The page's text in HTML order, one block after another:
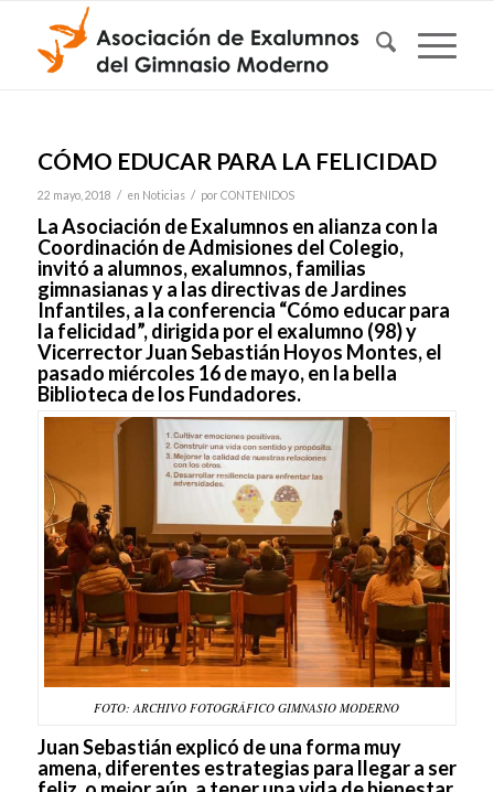
CÓMO EDUCAR PARA LA FELICIDAD
22 mayo, 2018 / en Noticias / por CONTENIDOS
La Asociación de Exalumnos en alianza con la
Coordinación de Admisiones del Colegio,
invitó a alumnos, exalumnos, familias
gimnasianas y a las directivas de Jardines
Infantiles, a la conferencia “Cómo educar para
la felicidad”, dirigida por el exalumno (98) y
Vicerrector Juan Sebastián Hoyos Montes, el
pasado miércoles 16 de mayo, en la bella
Biblioteca de los Fundadores.
FOTO: ARCHIVO FOTOGRÁFICO GIMNASIO MODERNO
Juan Sebastián explicó de una forma muy
amena, diferentes estrategias para llegar a ser